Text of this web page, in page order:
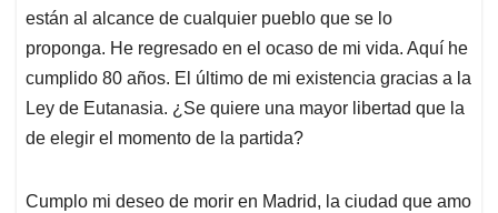
están al alcance de cualquier pueblo que se lo
proponga. He regresado en el ocaso de mi vida. Aquí he
cumplido 80 años. El último de mi existencia gracias a la
Ley de Eutanasia. ¿Se quiere una mayor libertad que la
de elegir el momento de la partida?
Cumplo mi deseo de morir en Madrid, la ciudad que amo